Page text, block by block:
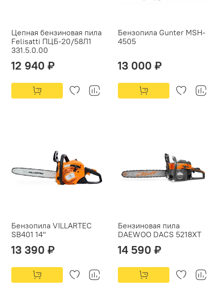
Цепная бензиновая пила
Felisatti ПЦБ-20/58Л1
331.5.0.00
12 940 ₽
Бензопила Gunter MSH-
4505
13 000 ₽
Бензопила VILLARTEC
SB401 14"
13 390 ₽
Бензиновая пила
DAEWOO DACS 5218XT
14 590 ₽